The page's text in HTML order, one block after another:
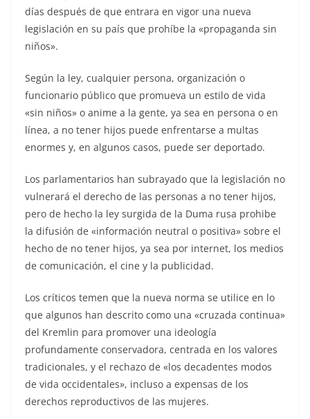
días después de que entrara en vigor una nueva
legislación en su país que prohíbe la «propaganda sin
niños».
Según la ley, cualquier persona, organización o
funcionario público que promueva un estilo de vida
«sin niños» o anime a la gente, ya sea en persona o en
línea, a no tener hijos puede enfrentarse a multas
enormes y, en algunos casos, puede ser deportado.
Los parlamentarios han subrayado que la legislación no
vulnerará el derecho de las personas a no tener hijos,
pero de hecho la ley surgida de la Duma rusa prohibe
la difusión de «información neutral o positiva» sobre el
hecho de no tener hijos, ya sea por internet, los medios
de comunicación, el cine y la publicidad.
Los críticos temen que la nueva norma se utilice en lo
que algunos han descrito como una «cruzada continua»
del Kremlin para promover una ideología
profundamente conservadora, centrada en los valores
tradicionales, y el rechazo de «los decadentes modos
de vida occidentales», incluso a expensas de los
derechos reproductivos de las mujeres.